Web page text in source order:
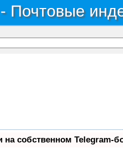
Почтовые
на собственном Telegram-